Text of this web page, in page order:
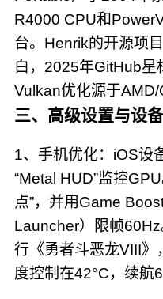
R4000 CPU和
台。Henrik的开源项
白，2025年GitHub星
Vulkan优化源于AMD/
三、高级设置与设
1、手机优化：iOS设
“Metal HUD”监控
点”，并用Game
Launcher）限帧
行《勇者斗恶龙VIII》
度控制在42°C，续航6